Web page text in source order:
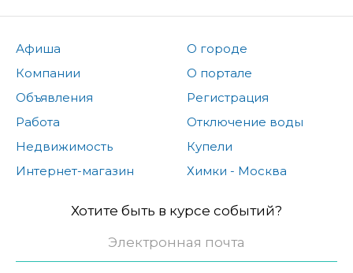
Афиша
Компании
Объявления
Работа
Недвижимость
Интернет-магазин
О городе
О портале
Регистрация
Отключение воды
Купели
Химки - Москва
Хотите быть в курсе событий?